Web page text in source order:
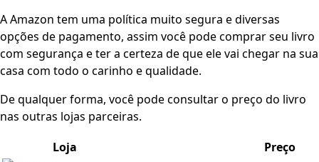
A Amazon tem uma política muito segura e diversas
opções de pagamento, assim você pode comprar seu livro
com segurança e ter a certeza de que ele vai chegar na sua
casa com todo o carinho e qualidade.
De qualquer forma, você pode consultar o preço do livro
nas outras lojas parceiras.
Loja
Preço